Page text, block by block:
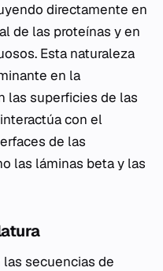
directamente en
de las proteínas y en
Esta naturaleza
en la
las superficies de las
con el
de las
las láminas beta y las
secuencias de